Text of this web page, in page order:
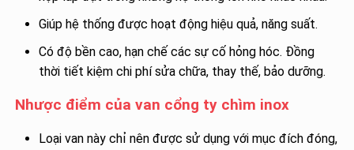
Giúp hệ thống được hoạt động hiệu quả, năng suất.
Có độ bền cao, hạn chế các sự cố hỏng hóc. Đồng
thời tiết kiệm chi phí sửa chữa, thay thế, bảo dưỡng.
Nhược điểm của van cổng ty chìm inox
Loại van này chỉ nên được sử dụng với mục đích đóng,